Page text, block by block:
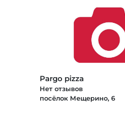
Pargo pizza
Нет отзывов
посёлок Мещерино, 6